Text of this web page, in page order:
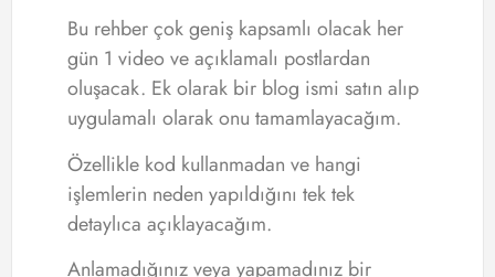
Bu rehber çok geniş kapsamlı olacak her
gün 1 video ve açıklamalı postlardan
oluşacak. Ek olarak bir blog ismi satın alıp
uygulamalı olarak onu tamamlayacağım.
Özellikle kod kullanmadan ve hangi
işlemlerin neden yapıldığını tek tek
detaylıca açıklayacağım.
Anlamadığınız veya yapamadınız bir